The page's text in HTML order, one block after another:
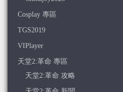
Cosplay 專區
TGS2019
VIPlayer
天堂2:革命 專區
天堂2:革命 攻略